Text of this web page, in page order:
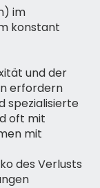
im
konstant
und der
erfordern
spezialisierte
oft mit
mit
des Verlusts